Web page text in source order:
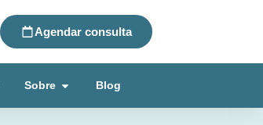
Agendar consulta
Sobre Blog